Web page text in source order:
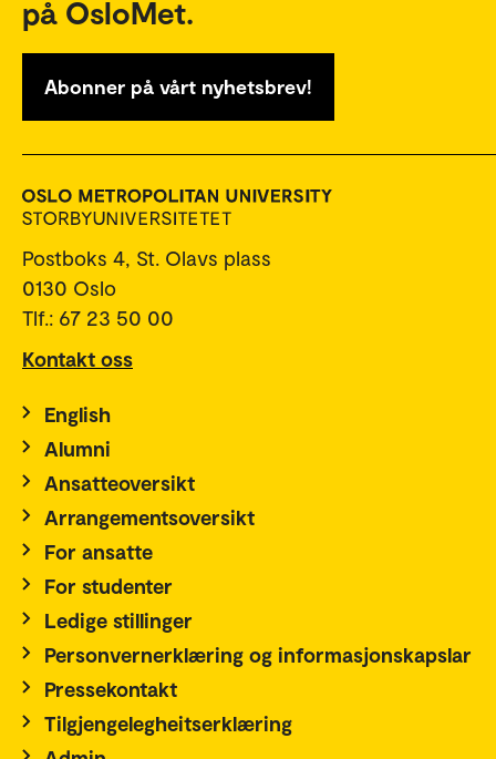
på OsloMet.
Abonner på vårt nyhetsbrev!
Postboks 4, St. Olavs plass
0130 Oslo
Tlf.: 67 23 50 00
Kontakt oss
English
Alumni
Ansatteoversikt
Arrangementsoversikt
For ansatte
For studenter
Ledige stillinger
Personvernerklæring og informasjonskapslar
Pressekontakt
Tilgjengelegheitserklæring